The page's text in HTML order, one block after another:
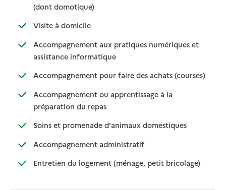
(dont domotique): disponible
: non disponible
Visite à domicile: disponible
: non disponible
Accompagnement aux pratiques numériques et
assistance informatique: disponible
: non disponible
Accompagnement pour faire des achats (courses)
:
: non
Accompagnement ou apprentissage à la
préparation du repas: disponible
: non disponible
Soins et promenade d'animaux domestiques: disponible
: non
Accompagnement administratif: disponible
: non disponible
Entretien du logement (ménage, petit bricolage): disponible
: non